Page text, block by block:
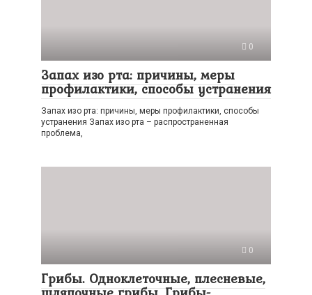
0
Запах изо рта: причины, меры
профилактики, способы устранения
Запах изо рта: причины, меры профилактики, способы
устранения Запах изо рта – распространенная
проблема,
0
Грибы. Одноклеточные, плесневые,